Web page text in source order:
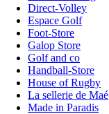
Direct-Volley
Espace Golf
Foot-Store
Galop Store
Golf and co
Handball-Store
House of Rugby
La sellerie de Maé
Made in Paradis